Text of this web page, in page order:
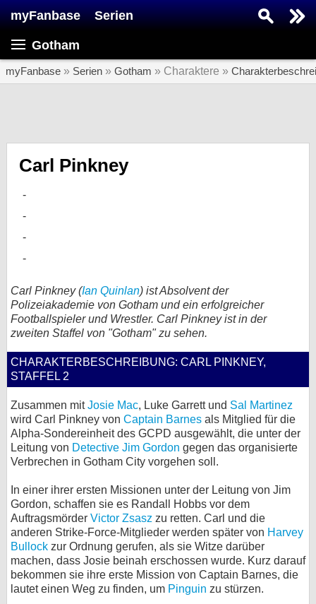
myFanbase Serien
Gotham
myFanbase » Serien » Gotham » Charaktere »
Carl Pinkney
Carl Pinkney (Ian Quinlan) ist Absolvent der
Polizeiakademie von Gotham und ein erfolgreicher
Footballspieler und Wrestler. Carl Pinkney ist in der
zweiten Staffel von "Gotham" zu sehen.
CHARAKTERBESCHREIBUNG: CARL PINKNEY,
STAFFEL 2
Zusammen mitJosie Mac, Luke Garrett und Sal Martinez
wird Carl Pinkney von Captain Barnes als Mitglied für die
Alpha-Sondereinheit des GCPD ausgewählt, die unter der
Leitung von Detective Jim Gordon gegen das organisierte
Verbrechen in Gotham City vorgehen soll.
In einer ihrer ersten Missionen unter der Leitung von Jim
Gordon, schaffen sie es Randall Hobbs vor dem
Auftragsmörder Victor Zsasz zu retten. Carl und die
anderen Strike-Force-Mitglieder werden später von Harvey
Bullock zur Ordnung gerufen, als sie Witze darüber
machen, dass Josie beinah erschossen wurde. Kurz darauf
bekommen sie ihre erste Mission von Captain Barnes, die
lautet einen Weg zu finden, um Pinguin zu stürzen.
SERIEN
Forum
bei X
bei Facebook
Kontakt
Nutzungsbedingungen
Cookie-Einstellungen
Impressum
Desktop-Ansicht
myFanbase